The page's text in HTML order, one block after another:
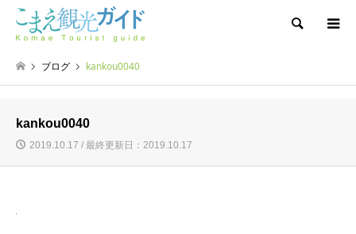
検索
ブログ kankou0040
kankou0040
2019.10.17 / 最終更新日：2019.10.17